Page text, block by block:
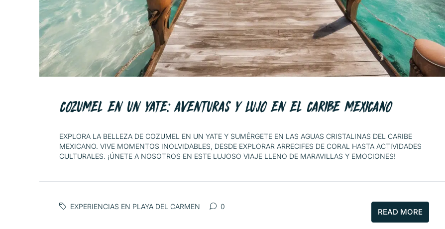
COZUMEL EN UN YATE: AVENTURAS Y LUJO EN EL CARIBE MEXICANO
EXPLORA LA BELLEZA DE COZUMEL EN UN YATE Y SUMÉRGETE EN LAS AGUAS CRISTALINAS DEL CARIBE
MEXICANO. VIVE MOMENTOS INOLVIDABLES, DESDE EXPLORAR ARRECIFES DE CORAL HASTA ACTIVIDADES
CULTURALES. ¡ÚNETE A NOSOTROS EN ESTE LUJOSO VIAJE LLENO DE MARAVILLAS Y EMOCIONES!
EXPERIENCIAS EN PLAYA DEL CARMEN 0
READ MORE